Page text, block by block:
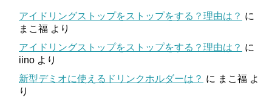
アイドリングストップをストップをする？理由は？ に
まこ福 より
アイドリングストップをストップをする？理由は？ に
iino より
新型デミオに使えるドリンクホルダーは？ に まこ福 よ
り